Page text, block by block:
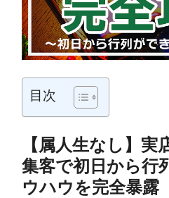
目次
【属人生なし】
集客で初日から行
ウハウを完全暴露